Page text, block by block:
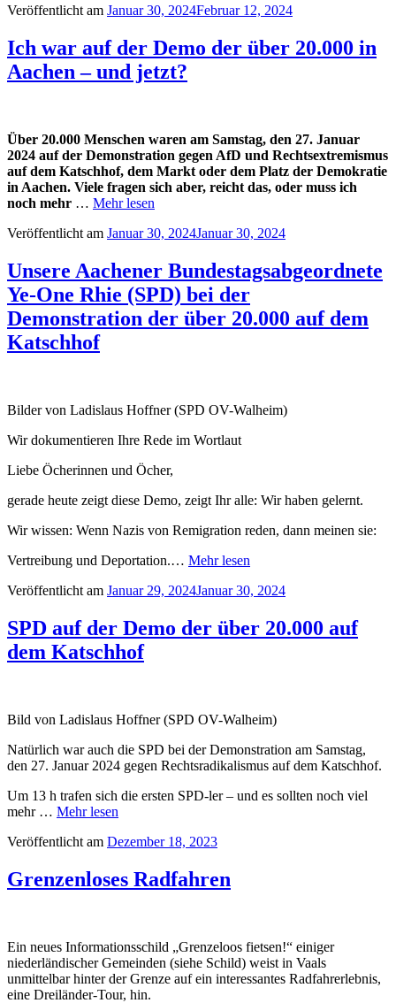
Veröffentlicht am Januar 30, 2024Februar 12, 2024
Ich war auf der Demo der über 20.000 in
Aachen – und jetzt?
Über 20.000 Menschen waren am Samstag, den 27. Januar
2024 auf der Demonstration gegen AfD und Rechtsextremismus
auf dem Katschhof, dem Markt oder dem Platz der Demokratie
in Aachen. Viele fragen sich aber, reicht das, oder muss ich
noch mehr … Mehr lesen
Veröffentlicht am Januar 30, 2024Januar 30, 2024
Unsere Aachener Bundestagsabgeordnete
Ye-One Rhie (SPD) bei der
Demonstration der über 20.000 auf dem
Katschhof
Bilder von Ladislaus Hoffner (SPD OV-Walheim)
Wir dokumentieren Ihre Rede im Wortlaut
Liebe Öcherinnen und Öcher,
gerade heute zeigt diese Demo, zeigt Ihr alle: Wir haben gelernt.
Wir wissen: Wenn Nazis von Remigration reden, dann meinen sie:
Vertreibung und Deportation.… Mehr lesen
Veröffentlicht am Januar 29, 2024Januar 30, 2024
SPD auf der Demo der über 20.000 auf
dem Katschhof
Bild von Ladislaus Hoffner (SPD OV-Walheim)
Natürlich war auch die SPD bei der Demonstration am Samstag,
den 27. Januar 2024 gegen Rechtsradikalismus auf dem Katschhof.
Um 13 h trafen sich die ersten SPD-ler – und es sollten noch viel
mehr … Mehr lesen
Veröffentlicht am Dezember 18, 2023
Grenzenloses Radfahren
Ein neues Informationsschild „Grenzeloos fietsen!“ einiger
niederländischer Gemeinden (siehe Schild) weist in Vaals
unmittelbar hinter der Grenze auf ein interessantes Radfahrerlebnis,
eine Dreiländer-Tour, hin.